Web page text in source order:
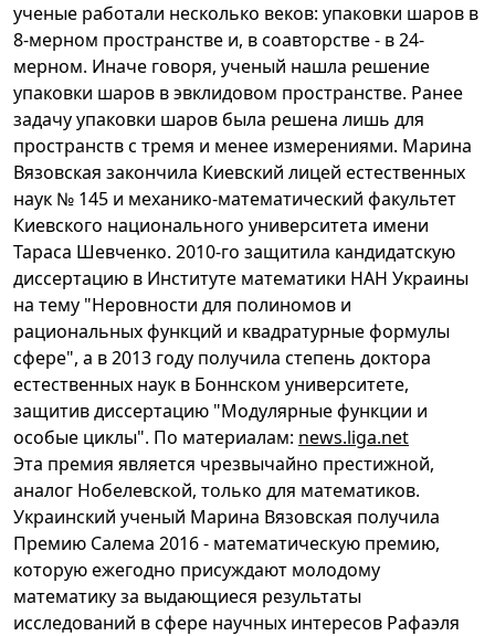
ученые работали несколько веков: упаковки шаров в
8-мерном пространстве и, в соавторстве - в 24-
мерном. Иначе говоря, ученый нашла решение
упаковки шаров в эвклидовом пространстве. Ранее
задачу упаковки шаров была решена лишь для
пространств с тремя и менее измерениями. Марина
Вязовская закончила Киевский лицей естественных
наук № 145 и механико-математический факультет
Киевского национального университета имени
Тараса Шевченко. 2010-го защитила кандидатскую
диссертацию в Институте математики НАН Украины
на тему "Неровности для полиномов и
рациональных функций и квадратурные формулы
сфере", а в 2013 году получила степень доктора
естественных наук в Боннском университете,
защитив диссертацию "Модулярные функции и
особые циклы". По материалам: news.liga.net
Эта премия является чрезвычайно престижной,
аналог Нобелевской, только для математиков.
Украинский ученый Марина Вязовская получила
Премию Салема 2016 - математическую премию,
которую ежегодно присуждают молодому
математику за выдающиеся результаты
исследований в сфере научных интересов Рафаэля